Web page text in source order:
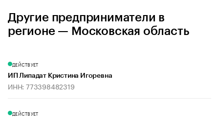
Другие предприниматели в
регионе — Московская область
ДЕЙСТВУЕТ
ИП Липадат Кристина Игоревна
ИНН: 773398482319
ДЕЙСТВУЕТ